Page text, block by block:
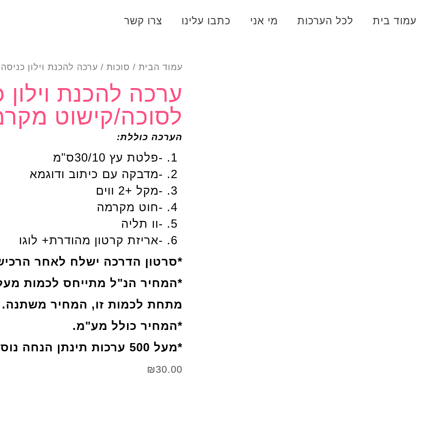
עמוד בית לכל הערכות מי אני כתבו עלינו צרו קשר
עמוד הבית/ סוכות/ ערכה להכנת וילון
ערכה להכנת וילון
לסוכה/קישוט
הערכה כוללת:
-פלטת עץ 30/10ס"מ
-מדבקה עם כיתוב ודוגמא
-מקל +2 ווים
-חוט מקרמה
-וו תליה
-אריזת קרטון מהודרת+ לוגו
*סרטון הדרכה ישלח לאחר
*המחיר הנ"ל מתייחס לכמות מעל 200
מתחת לכמות זו, המחיר משתנה.
*המחיר כולל מע"מ.
*מעל 500 ערכות תינתן הנחה נוספת.
₪30.00